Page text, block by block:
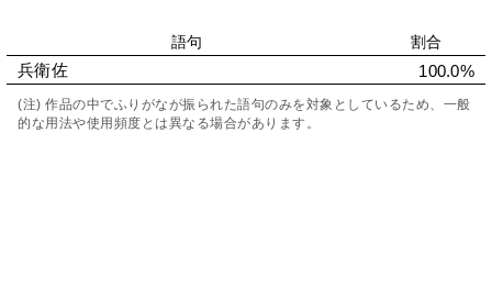
語句 割合
兵衛佐 100.0%
(注) 作品の中でふりがなが振られた語句のみを対象としているため、一般
的な用法や使用頻度とは異なる場合があります。